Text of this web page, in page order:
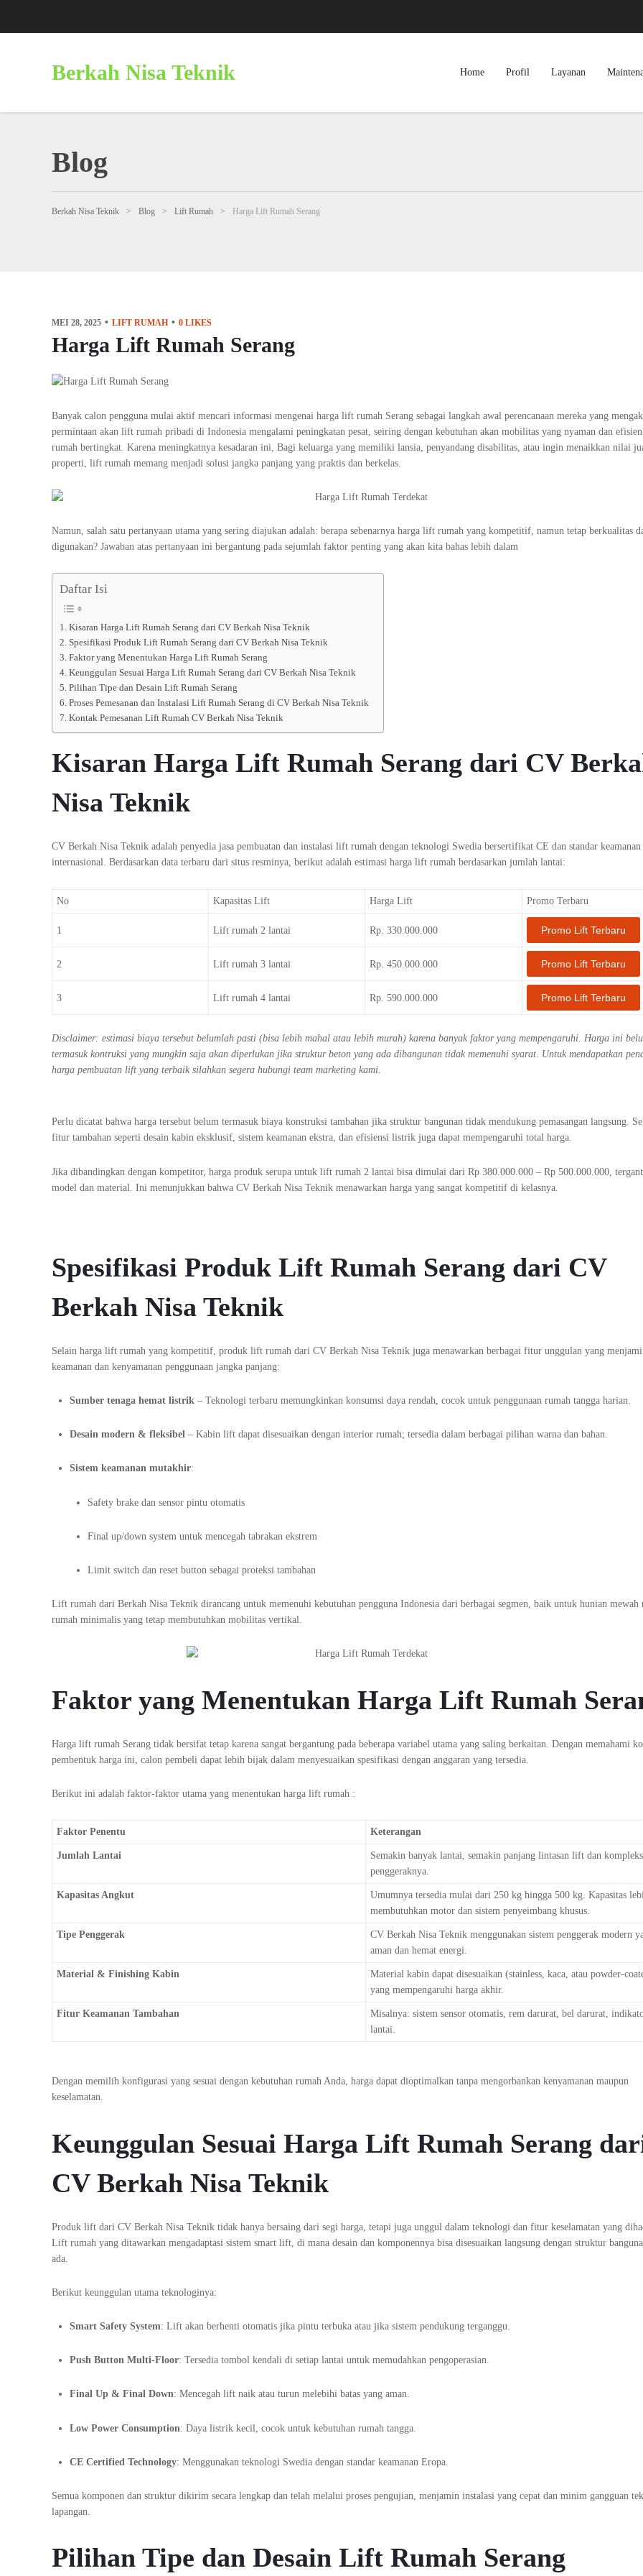
Berkah Nisa Teknik Home Profil Layanan
Blog
Berkah Nisa Teknik > Blog > Lift Rumah > Harga Lift Rumah Serang
MEI 28, 2025 LIFT RUMAH 0 LIKES
Harga Lift Rumah Serang
Banyak calon pengguna mulai aktif mencari informasi mengenai harga lift rumah Serang sebagai langkah awal perencanaan mereka yang
permintaan akan lift rumah pribadi di Indonesia mengalami peningkatan pesat, seiring dengan kebutuhan akan mobilitas yang nyaman dan
rumah bertingkat. Karena meningkatnya kesadaran ini, Bagi keluarga yang memiliki lansia, penyandang disabilitas, atau ingin menaikkan nilai
properti, lift rumah memang menjadi solusi jangka panjang yang praktis dan berkelas.
Namun, salah satu pertanyaan utama yang sering diajukan adalah: berapa sebenarnya harga lift rumah yang kompetitif, namun tetap berkualitas
digunakan? Jawaban atas pertanyaan ini bergantung pada sejumlah faktor penting yang akan kita bahas lebih dalam
Daftar Isi
Kisaran Harga Lift Rumah Serang dari CV Berkah Nisa Teknik
Spesifikasi Produk Lift Rumah Serang dari CV Berkah Nisa Teknik
Faktor yang Menentukan Harga Lift Rumah Serang
Keunggulan Sesuai Harga Lift Rumah Serang dari CV Berkah Nisa Teknik
Pilihan Tipe dan Desain Lift Rumah Serang
Proses Pemesanan dan Instalasi Lift Rumah Serang di CV Berkah Nisa Teknik
Kontak Pemesanan Lift Rumah CV Berkah Nisa Teknik
Kisaran Harga Lift Rumah Serang dari CV
Nisa Teknik
CV Berkah Nisa Teknik adalah penyedia jasa pembuatan dan instalasi lift rumah dengan teknologi Swedia bersertifikat CE dan standar keamanan
internasional. Berdasarkan data terbaru dari situs resminya, berikut adalah estimasi harga lift rumah berdasarkan jumlah lantai:
No Kapasitas Lift Harga Lift Promo Terbaru
1 Lift rumah 2 lantai Rp. 330.000.000 Promo Lift Terbaru
2 Lift rumah 3 lantai Rp. 450.000.000 Promo Lift Terbaru
3 Lift rumah 4 lantai Rp. 590.000.000 Promo Lift Terbaru
Disclaimer: estimasi biaya tersebut belumlah pasti (bisa lebih mahal atau lebih murah) karena banyak faktor yang mempengaruhi. Harga ini
termasuk kontruksi yang mungkin saja akan diperlukan jika struktur beton yang ada dibangunan tidak memenuhi syarat. Untuk mendapatkan
harga pembuatan lift yang terbaik silahkan segera hubungi team marketing kami.
Perlu dicatat bahwa harga tersebut belum termasuk biaya konstruksi tambahan jika struktur bangunan tidak mendukung pemasangan langsung.
fitur tambahan seperti desain kabin eksklusif, sistem keamanan ekstra, dan efisiensi listrik juga dapat mempengaruhi total harga.
Jika dibandingkan dengan kompetitor, harga produk serupa untuk lift rumah 2 lantai bisa dimulai dari Rp 380.000.000 – Rp 500.000.000,
model dan material. Ini menunjukkan bahwa CV Berkah Nisa Teknik menawarkan harga yang sangat kompetitif di kelasnya.
Spesifikasi Produk Lift Rumah Serang dari CV
Berkah Nisa Teknik
Selain harga lift rumah yang kompetitif, produk lift rumah dari CV Berkah Nisa Teknik juga menawarkan berbagai fitur unggulan yang
keamanan dan kenyamanan penggunaan jangka panjang:
Sumber tenaga hemat listrik – Teknologi terbaru memungkinkan konsumsi daya rendah, cocok untuk penggunaan rumah tangga harian.
Desain modern & fleksibel – Kabin lift dapat disesuaikan dengan interior rumah; tersedia dalam berbagai pilihan warna dan bahan.
Sistem keamanan mutakhir:
Safety brake dan sensor pintu otomatis
Final up/down system untuk mencegah tabrakan ekstrem
Limit switch dan reset button sebagai proteksi tambahan
Lift rumah dari Berkah Nisa Teknik dirancang untuk memenuhi kebutuhan pengguna Indonesia dari berbagai segmen, baik untuk hunian mewah
rumah minimalis yang tetap membutuhkan mobilitas vertikal.
Faktor yang Menentukan Harga Lift Rumah
Harga lift rumah Serang tidak bersifat tetap karena sangat bergantung pada beberapa variabel utama yang saling berkaitan. Dengan memahami
pembentuk harga ini, calon pembeli dapat lebih bijak dalam menyesuaikan spesifikasi dengan anggaran yang tersedia.
Berikut ini adalah faktor-faktor utama yang menentukan harga lift rumah :
Faktor Penentu Keterangan
Jumlah Lantai
Semakin banyak lantai, semakin panjang lintasan lift dan
penggeraknya.
Kapasitas Angkut
Umumnya tersedia mulai dari 250 kg hingga 500 kg. Kapasitas
membutuhkan motor dan sistem penyeimbang khusus.
Tipe Penggerak
CV Berkah Nisa Teknik menggunakan sistem penggerak modern
aman dan hemat energi.
Material & Finishing Kabin
Material kabin dapat disesuaikan (stainless, kaca, atau powder-
yang mempengaruhi harga akhir.
Fitur Keamanan Tambahan
Misalnya: sistem sensor otomatis, rem darurat, bel darurat,
lantai.
Dengan memilih konfigurasi yang sesuai dengan kebutuhan rumah Anda, harga dapat dioptimalkan tanpa mengorbankan kenyamanan maupun
keselamatan.
Keunggulan Sesuai Harga Lift Rumah Serang
CV Berkah Nisa Teknik
Produk lift dari CV Berkah Nisa Teknik tidak hanya bersaing dari segi harga, tetapi juga unggul dalam teknologi dan fitur keselamatan yang
Lift rumah yang ditawarkan mengadaptasi sistem smart lift, di mana desain dan komponennya bisa disesuaikan langsung dengan struktur
ada.
Berikut keunggulan utama teknologinya:
Smart Safety System: Lift akan berhenti otomatis jika pintu terbuka atau jika sistem pendukung terganggu.
Push Button Multi-Floor: Tersedia tombol kendali di setiap lantai untuk memudahkan pengoperasian.
Final Up & Final Down: Mencegah lift naik atau turun melebihi batas yang aman.
Low Power Consumption: Daya listrik kecil, cocok untuk kebutuhan rumah tangga.
CE Certified Technology: Menggunakan teknologi Swedia dengan standar keamanan Eropa.
Semua komponen dan struktur dikirim secara lengkap dan telah melalui proses pengujian, menjamin instalasi yang cepat dan minim gangguan
lapangan.
Pilihan Tipe dan Desain Lift Rumah Serang